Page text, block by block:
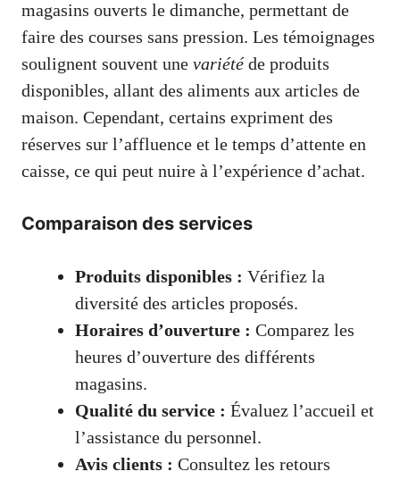
magasins ouverts le dimanche, permettant de
faire des courses sans pression. Les témoignages
soulignent souvent une variétéde produits
disponibles, allant des aliments aux articles de
maison. Cependant, certains expriment des
réserves sur l’affluence et le temps d’attente en
caisse, ce qui peut nuire à l’expérience d’achat.
Comparaison des services
Produits disponibles : Vérifiez la
diversité des articles proposés.
Horaires d’ouverture : Comparez les
heures d’ouverture des différents
magasins.
Qualité du service : Évaluez l’accueil et
l’assistance du personnel.
Avis clients : Consultez les retours